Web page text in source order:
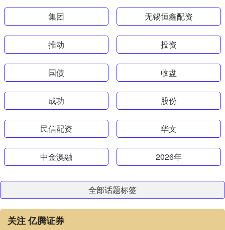
集团 无锡恒鑫配资
推动 投资
国债 收盘
成功 股份
民信配资 华文
中金澳融 2026年
全部话题标签
关注 亿腾证券